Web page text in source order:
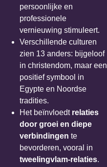
persoonlijke en
professionele
vernieuwing stimuleert.
Verschillende culturen
zien 13 anders: bijgeloof
in christendom, maar een
positief symbool in
Egypte en Noordse
tradities.
Het beïnvloedt relaties
door groei en diepe
verbindingen te
bevorderen, vooral in
tweelingvlam-relaties.